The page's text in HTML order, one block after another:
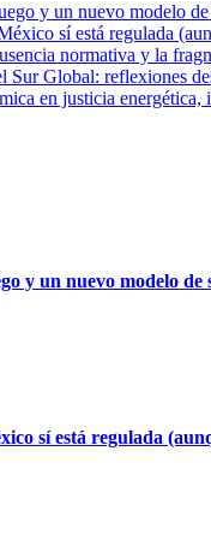
y un nuevo modelo
sí está regulada
normativa y la
Sur Global: reflexiones
en justicia
y un nuevo modelo
sí está regulada